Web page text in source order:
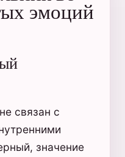
эмоций
связан с
значение